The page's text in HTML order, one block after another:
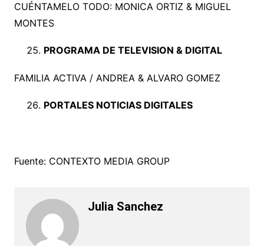
CUÉNTAMELO TODO: MONICA ORTIZ & MIGUEL
MONTES
PROGRAMA DE TELEVISION & DIGITAL
FAMILIA ACTIVA / ANDREA & ALVARO GOMEZ
PORTALES NOTICIAS DIGITALES
Fuente: CONTEXTO MEDIA GROUP
Julia Sanchez